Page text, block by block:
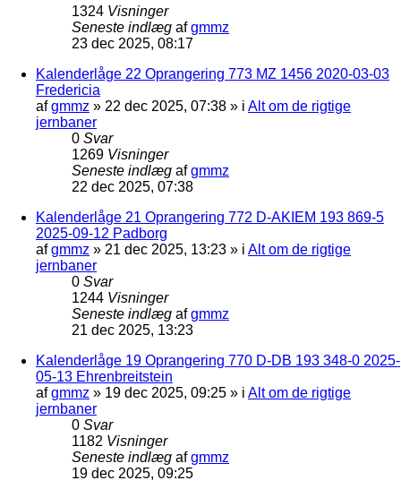
1324 Visninger
Seneste indlæg afgmmz
23 dec 2025, 08:17
Kalenderlåge 22 Oprangering 773 MZ 1456 2020-03-03
Fredericia
afgmmz » 22 dec 2025, 07:38 » i Alt om de rigtige
jernbaner
0 Svar
1269 Visninger
Seneste indlæg afgmmz
22 dec 2025, 07:38
Kalenderlåge 21 Oprangering 772 D-AKIEM 193 869-5
2025-09-12 Padborg
afgmmz » 21 dec 2025, 13:23 » i Alt om de rigtige
jernbaner
0 Svar
1244 Visninger
Seneste indlæg afgmmz
21 dec 2025, 13:23
Kalenderlåge 19 Oprangering 770 D-DB 193 348-0 2025-
05-13 Ehrenbreitstein
afgmmz » 19 dec 2025, 09:25 » i Alt om de rigtige
jernbaner
0 Svar
1182 Visninger
Seneste indlæg afgmmz
19 dec 2025, 09:25